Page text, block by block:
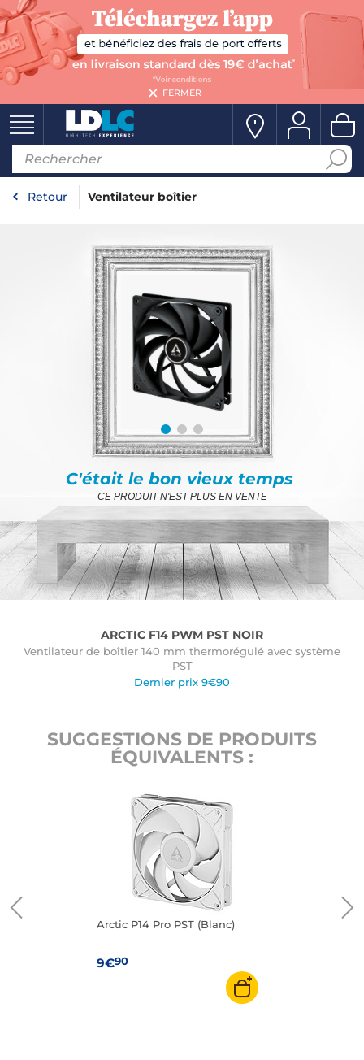
FERMER
Retour Ventilateur boîtier
C'était le bon vieux temps
CE PRODUIT N'EST PLUS EN VENTE
ARCTIC F14 PWM PST NOIR
Ventilateur de boîtier 140 mm thermorégulé avec système
PST
Dernier prix 9€90
SUGGESTIONS DE PRODUITS
ÉQUIVALENTS :
Arctic P14 Pro PST (Blanc)
9€90